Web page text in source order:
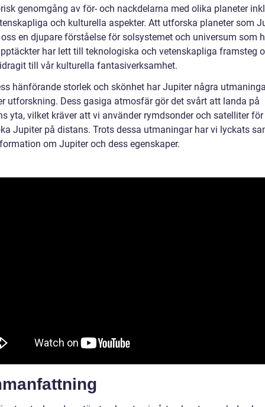
genomgång av för- och nackdelarna med olika planeter
och kulturella aspekter. Att utforska planeter som
en djupare förståelse för solsystemet och universum som
har lett till teknologiska och vetenskapliga framsteg
till vår kulturella fantasiverksamhet.
hänförande storlek och skönhet har Jupiter några
utforskning. Dess gasiga atmosfär gör det svårt att landa på
yta, vilket kräver att vi använder rymdsonder och satelliter
Jupiter på distans. Trots dessa utmaningar har vi lyckats
om Jupiter och dess egenskaper.